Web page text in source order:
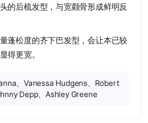
的后梳发型，与宽颧骨形成鲜明反
蓬松度的齐下巴发型，会让本已较
得更宽。
、Vanessa Hudgens、Robert
Depp、Ashley Greene